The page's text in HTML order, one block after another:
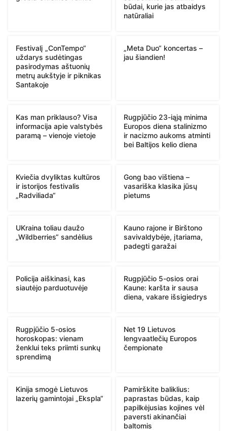
būdai, kurie jas atbaidys
natūraliai
Festivalį „ConTempo“
uždarys sudėtingas
pasirodymas aštuonių
metrų aukštyje ir piknikas
Santakoje
„Meta Duo“ koncertas –
jau šiandien!
Kas man priklauso? Visa
informacija apie valstybės
paramą – vienoje vietoje
Rugpjūčio 23-iąją minima
Europos diena stalinizmo
ir nacizmo aukoms atminti
bei Baltijos kelio diena
Kviečia dvyliktas kultūros
ir istorijos festivalis
„Radviliada“
Gong bao vištiena –
vasariška klasika jūsų
pietums
UKraina toliau daužo
„Wildberries“ sandėlius
Kauno rajone ir Birštono
savivaldybėje, įtariama,
padegti garažai
Policija aiškinasi, kas
siautėjo parduotuvėje
Rugpjūčio 5-osios orai
Kaune: karšta ir sausa
diena, vakare išsigiedrys
Rugpjūčio 5-osios
horoskopas: vienam
ženklui teks priimti sunkų
sprendimą
Net 19 Lietuvos
lengvaatlečių Europos
čempionate
Kinija smogė Lietuvos
lazerių gamintojai „Ekspla“
Pamirškite baliklius:
paprastas būdas, kaip
papilkėjusias kojines vėl
paversti akinančiai
baltomis